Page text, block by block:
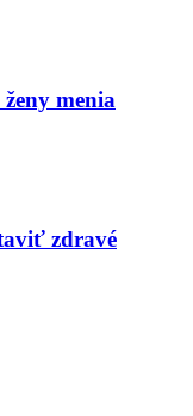
menia
zdravé